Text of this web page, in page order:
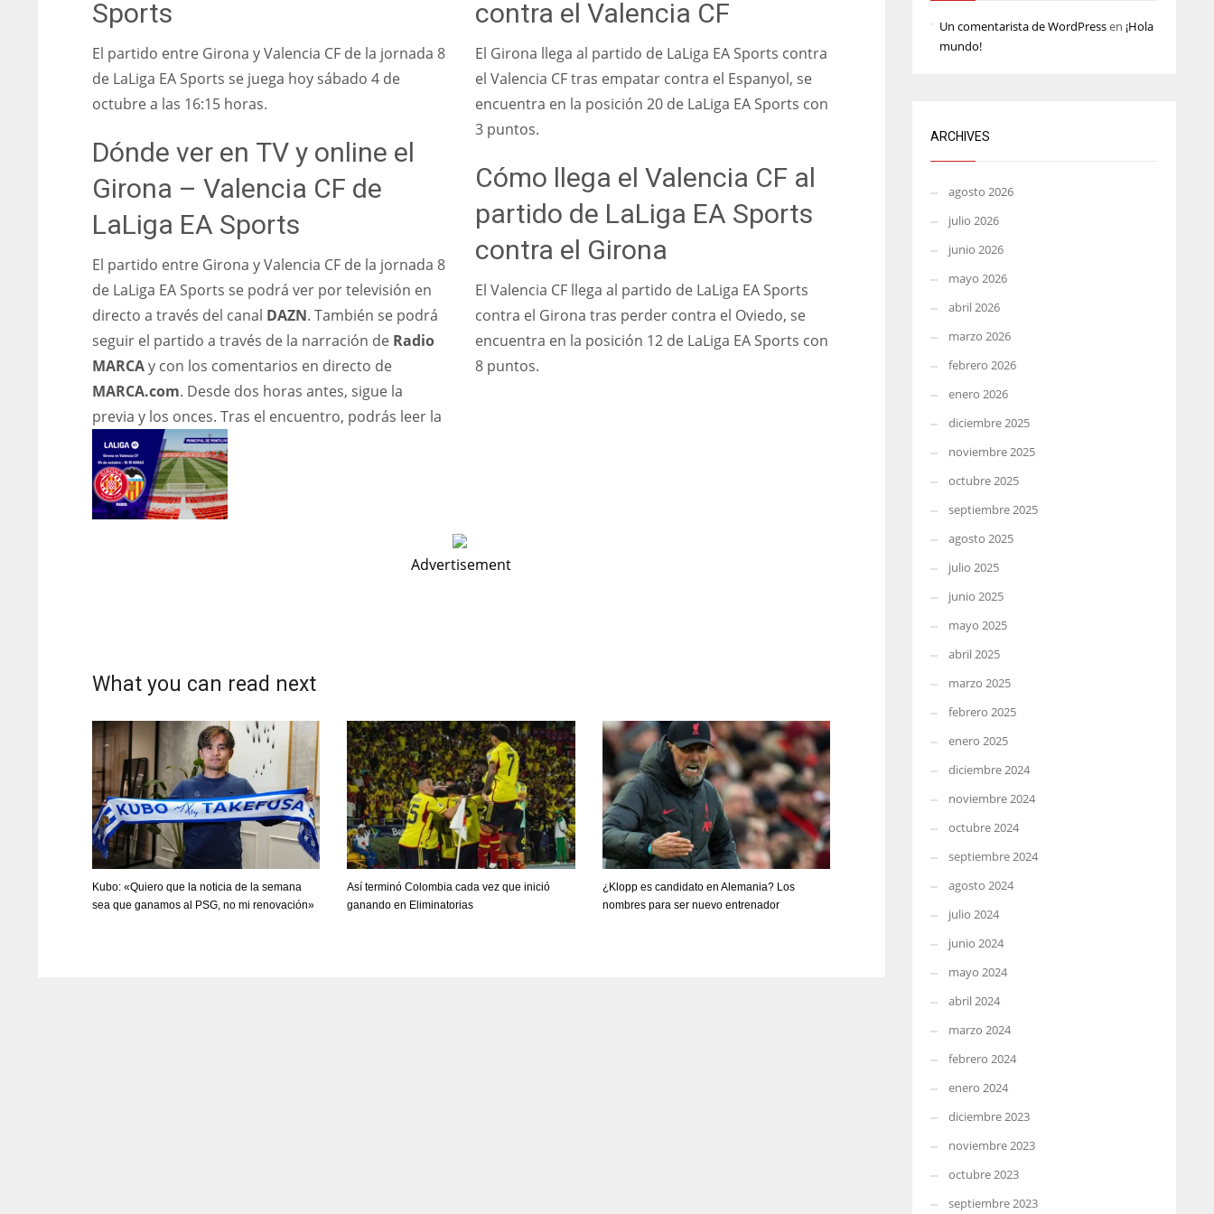
19 17
MIN
6
ATL
24 24 6
Sports
El partido entre Girona y Valencia CF de la jornada 8
de LaLiga EA Sports se juega hoy sábado 4 de
octubre a las 16:15 horas.
Dónde ver en TV y online el
Girona – Valencia CF de
LaLiga EA Sports
El partido entre Girona y Valencia CF de la jornada 8
de LaLiga EA Sports se podrá ver por televisión en
directo a través del canal DAZN. También se podrá
seguir el partido a través de la narración de Radio
MARCAy con los comentarios en directo de
MARCA.com. Desde dos horas antes, sigue la
previa y los onces. Tras el encuentro, podrás leer la
contra el Valencia CF
El Girona llega al partido de LaLiga EA Sports contra
el Valencia CF tras empatar contra el Espanyol, se
encuentra en la posición 20 de LaLiga EA Sports con
3 puntos.
Cómo llega el Valencia CF al
partido de LaLiga EA Sports
contra el Girona
El Valencia CF llega al partido de LaLiga EA Sports
contra el Girona tras perder contra el Oviedo, se
encuentra en la posición 12 de LaLiga EA Sports con
8 puntos.
Advertisement
What you can read next
Kubo: «Quiero que la noticia de la semana
sea que ganamos al PSG, no mi renovación»
Así terminó Colombia cada vez que inició
ganando en Eliminatorias
¿Klopp es candidato en Alemania? Los
nombres para ser nuevo entrenador
Un comentarista de WordPressen ¡Hola
mundo!
ARCHIVES
agosto 2026
julio 2026
junio 2026
mayo 2026
abril 2026
marzo 2026
febrero 2026
enero 2026
diciembre 2025
noviembre 2025
octubre 2025
septiembre 2025
agosto 2025
julio 2025
junio 2025
mayo 2025
abril 2025
marzo 2025
febrero 2025
enero 2025
diciembre 2024
noviembre 2024
octubre 2024
septiembre 2024
agosto 2024
julio 2024
junio 2024
mayo 2024
abril 2024
marzo 2024
febrero 2024
enero 2024
diciembre 2023
noviembre 2023
octubre 2023
septiembre 2023